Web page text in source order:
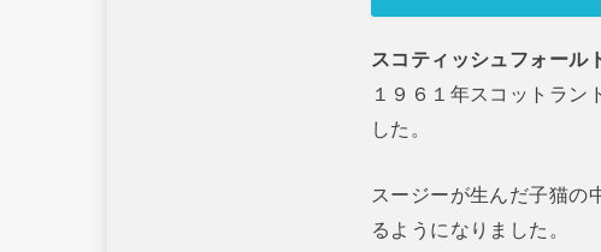
スコティッシュフォー
１９６１年スコットラン
した。
スージーが生んだ子猫の
るようになりました。